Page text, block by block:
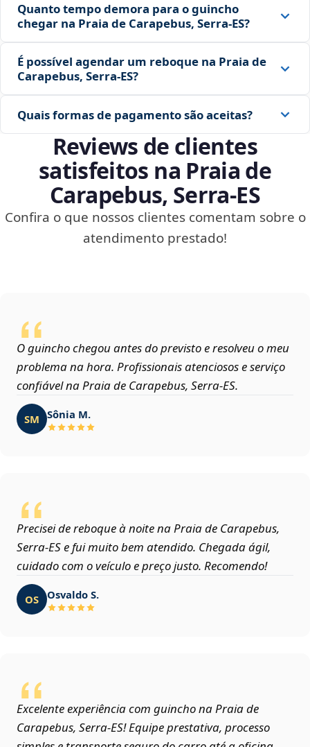
Quanto tempo demora para o guincho
chegar na Praia de Carapebus, Serra‑ES?
É possível agendar um reboque na Praia de
Carapebus, Serra‑ES?
Quais formas de pagamento são aceitas?
Reviews de clientes
satisfeitos na Praia de
Carapebus, Serra‑ES
Confira o que nossos clientes comentam sobre o
atendimento prestado!
O guincho chegou antes do previsto e resolveu o meu
problema na hora. Profissionais atenciosos e serviço
confiável na Praia de Carapebus, Serra‑ES.
SM Sônia M.
Precisei de reboque à noite na Praia de Carapebus,
Serra‑ES e fui muito bem atendido. Chegada ágil,
cuidado com o veículo e preço justo. Recomendo!
OS Osvaldo S.
Excelente experiência com guincho na Praia de
Carapebus, Serra‑ES! Equipe prestativa, processo